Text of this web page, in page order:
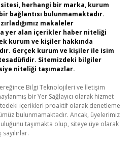
herhangi bir marka, kurum
bağlantısı bulunmamaktadır.
makaleler
yer alan içerikler haber niteliği
kurum ve kişiler hakkında
Gerçek kurum ve kişiler ile isim
Sitemizdeki bilgiler
niteliği taşımazlar.
Bilgi Teknolojileri ve İletişim
bir Yer Sağlayıcı olarak hizmet
içerikleri proaktif olarak denetleme
bulunmamaktadır. Ancak, üyelerimiz
taşımakta olup, siteye üye olarak